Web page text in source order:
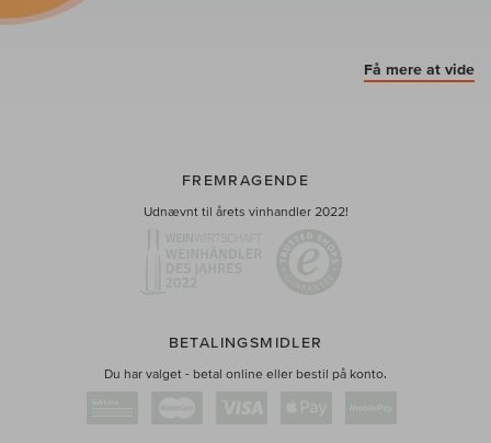
Få mere at vide
FREMRAGENDE
Udnævnt til årets vinhandler 2022!
BETALINGSMIDLER
Du har valget - betal online eller bestil på konto.